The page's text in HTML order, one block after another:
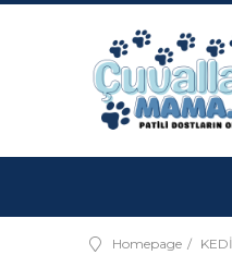
Homepage KEDİ